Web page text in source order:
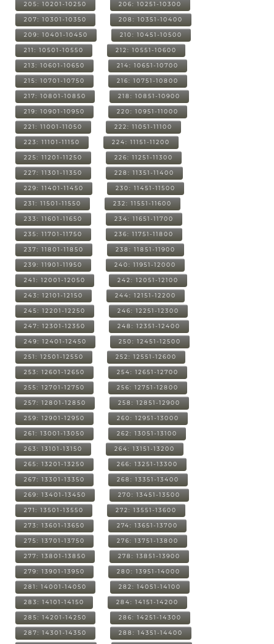
205: 10201-10250 206: 10251-10300
207: 10301-10350 208: 10351-10400
209: 10401-10450 210: 10451-10500
211: 10501-10550 212: 10551-10600
213: 10601-10650 214: 10651-10700
215: 10701-10750 216: 10751-10800
217: 10801-10850 218: 10851-10900
219: 10901-10950 220: 10951-11000
221: 11001-11050 222: 11051-11100
223: 11101-11150 224: 11151-11200
225: 11201-11250 226: 11251-11300
227: 11301-11350 228: 11351-11400
229: 11401-11450 230: 11451-11500
231: 11501-11550 232: 11551-11600
233: 11601-11650 234: 11651-11700
235: 11701-11750 236: 11751-11800
237: 11801-11850 238: 11851-11900
239: 11901-11950 240: 11951-12000
241: 12001-12050 242: 12051-12100
243: 12101-12150 244: 12151-12200
245: 12201-12250 246: 12251-12300
247: 12301-12350 248: 12351-12400
249: 12401-12450 250: 12451-12500
251: 12501-12550 252: 12551-12600
253: 12601-12650 254: 12651-12700
255: 12701-12750 256: 12751-12800
257: 12801-12850 258: 12851-12900
259: 12901-12950 260: 12951-13000
261: 13001-13050 262: 13051-13100
263: 13101-13150 264: 13151-13200
265: 13201-13250 266: 13251-13300
267: 13301-13350 268: 13351-13400
269: 13401-13450 270: 13451-13500
271: 13501-13550 272: 13551-13600
273: 13601-13650 274: 13651-13700
275: 13701-13750 276: 13751-13800
277: 13801-13850 278: 13851-13900
279: 13901-13950 280: 13951-14000
281: 14001-14050 282: 14051-14100
283: 14101-14150 284: 14151-14200
285: 14201-14250 286: 14251-14300
287: 14301-14350 288: 14351-14400